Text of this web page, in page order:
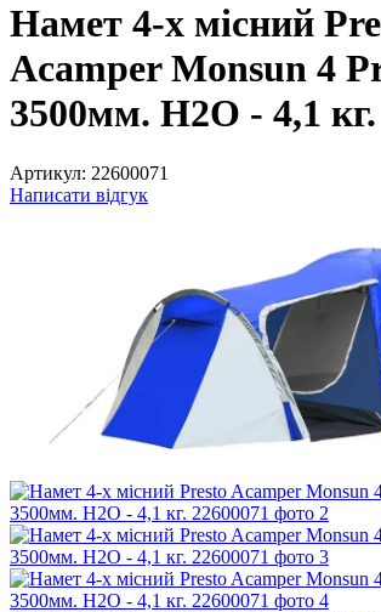
Намет 4-х місний
Acamper Monsun 4
3500мм. H2О - 4,1 кг.
Артикул: 22600071
Написати відгук